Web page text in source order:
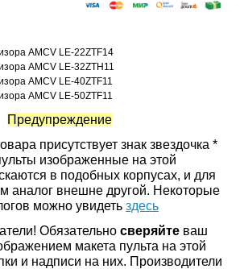
AMCV LE-22ZTF14
AMCV LE-32ZTH11
AMCV LE-40ZTF11
AMCV LE-50ZTF11
Предупреждение
присутствует знак звездочка *
изображенные на этой
в подобных корпусах, и для
аналог внешне другой. Некоторые
можно увидеть здесь
Обязательно сверяйте ваш
макета пульта на этой
и надписи на них. Производители